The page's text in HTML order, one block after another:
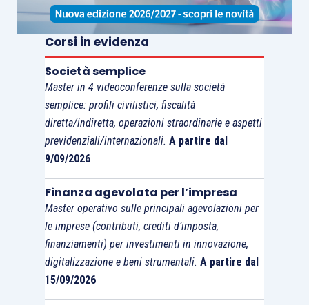
tenere conto non solo delvalore di bilancio
delle partecipazioni in società industriali, ma
patrimoniali della holding relativi a rapporti
intercorrenti con le medesime società
esempio, i crediti derivanti da finanziamenti.
Le stesse istruzioni, riprese anche nelle
controcorrente rispetto ai precedenti interventi
di prassi. Difatti, viene specificato che per
individuare il carattere industrialedella holding,
la condizione di
debba essere
accertata sulla base di un
Corsi in evidenza
Società semplice
Master in 4 videoconferenze sulla società
semplice: profili civilistici, fiscalità
diretta/indiretta, operazioni straordinarie e aspetti
previdenziali/internazionali. A partire dal
9/09/2026
Finanza agevolata per l’impresa
Master operativo sulle principali agevolazioni per
le imprese (contributi, crediti d’imposta,
finanziamenti) per investimenti in innovazione,
digitalizzazione e beni strumentali. A partire dal
15/09/2026